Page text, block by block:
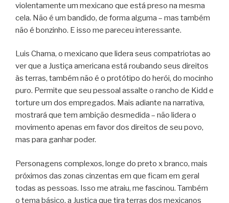
violentamente um mexicano que está preso na mesma
cela. Não é um bandido, de forma alguma – mas também
não é bonzinho. E isso me pareceu interessante.
Luis Chama, o mexicano que lidera seus compatriotas ao
ver que a Justiça americana está roubando seus direitos
às terras, também não é o protótipo do herói, do mocinho
puro. Permite que seu pessoal assalte o rancho de Kidd e
torture um dos empregados. Mais adiante na narrativa,
mostrará que tem ambição desmedida – não lidera o
movimento apenas em favor dos direitos de seu povo,
mas para ganhar poder.
Personagens complexos, longe do preto x branco, mais
próximos das zonas cinzentas em que ficam em geral
todas as pessoas. Isso me atraiu, me fascinou. Também
o tema básico, a Justiça que tira terras dos mexicanos